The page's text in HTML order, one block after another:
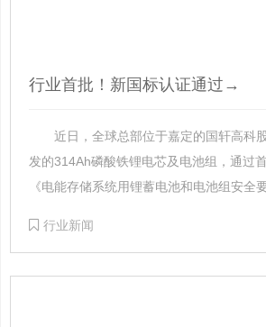
行业首批！新国标认证通过→
近日，全球总部位于嘉定的国轩高科
发的314Ah磷酸铁锂电芯及电池组，通过
《电能存储系统用锂蓄电池和电池组安全
行业新闻